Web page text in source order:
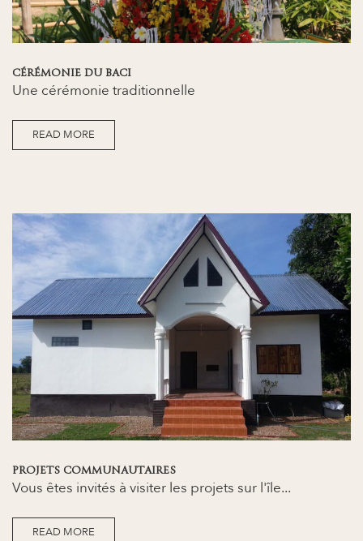
CÉRÉMONIE DU BACI
Une cérémonie traditionnelle
READ MORE
PROJETS COMMUNAUTAIRES
Vous êtes invités à visiter les projets sur l'île...
READ MORE